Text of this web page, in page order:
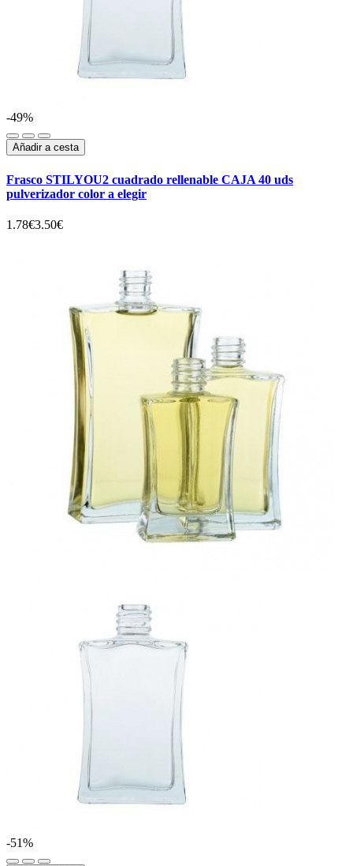
-49%
Añadir a cesta
Frasco STILYOU2 cuadrado rellenable CAJA 40 uds
pulverizador color a elegir
1.78€3.50€
-51%